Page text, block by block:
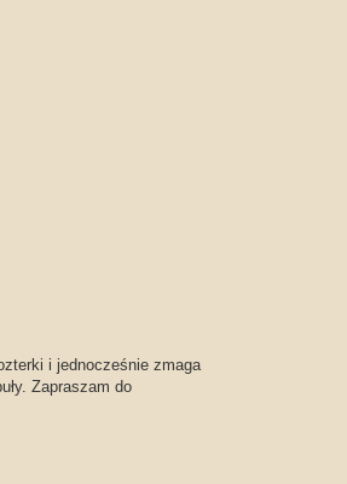
i jednocześnie zmaga
Zapraszam do